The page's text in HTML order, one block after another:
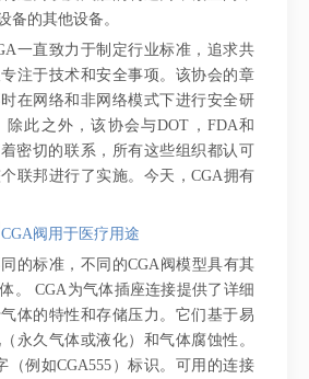
备的其他设备。
一直致力于制定行业标准，追求共
注于技术和安全事项。该协会的章
在网络和非网络模式下进行安全研
此之外，该协会与DOT，FDA和
密切的联系，所有这些组织都认可
联邦进行了实施。今天，CGA拥有
CGA阀用于医疗用途
的标准，不同的CGA阀模型具有其
。 CGA为气体插座连接提供了详细
体的特性和存储压力。它们基于易
永久气体或液化）和气体腐蚀性。
（例如CGA555）标识。可用的连接